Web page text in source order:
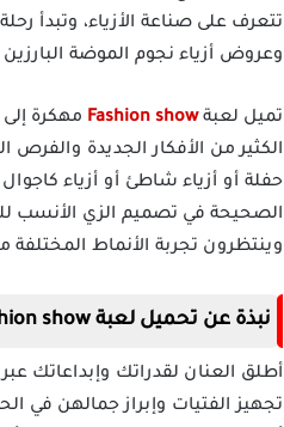
تتعرف على صناعة الأزياء،
وعروض أزياء نجوم الموضة
تميل لعبةFashion show مهكرة
الكثير من الأفكار الجديدة
حفلة أو أزياء شاطئ أو أزياء
الصحيحة في تصميم الزي الأنسب
وينتظرون تجربة الأنماط المختلفة
نبذة عن تحميل لعبة Fashion show مهكرة
أطلق العنان لقدراتك وإبداعاتك
تجهيز الفتيات وإبراز جمالهن